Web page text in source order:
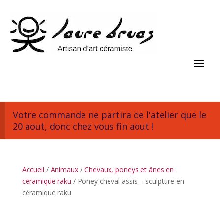
Votre commande ne partira de l'atelier que le
20 aout, donc chez vous fin aout !
Accueil / Animaux/ Chevaux, poneys et ânes en
céramique raku / Poney cheval assis – sculpture en
céramique raku